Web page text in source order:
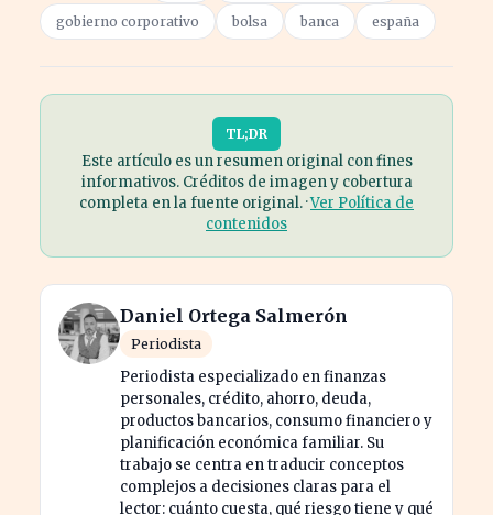
gobierno corporativo bolsa banca españa
TL;DR
Este artículo es un resumen original con fines
informativos. Créditos de imagen y cobertura
completa en la fuente original. ·Ver Política de
contenidos
Daniel Ortega Salmerón
Periodista
Periodista especializado en finanzas
personales, crédito, ahorro, deuda,
productos bancarios, consumo financiero y
planificación económica familiar. Su
trabajo se centra en traducir conceptos
complejos a decisiones claras para el
lector: cuánto cuesta, qué riesgo tiene y qué